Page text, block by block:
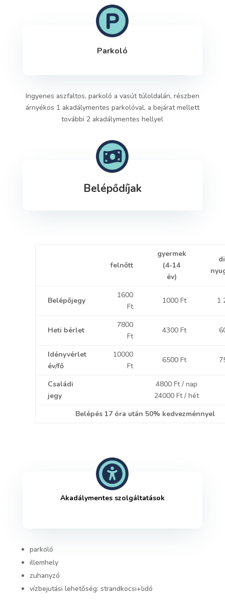
Parkoló
Ingyenes aszfaltos, parkoló a vasút túloldalán, részben
árnyékos 1 akadálymentes parkolóval, a bejárat mellett
további 2 akadálymentes hellyel
Belépődíjak
felnőtt
gyermek
(4-14
év)
Belépőjegy
1600
Ft
1000 Ft 1
Heti bérlet
7800
Ft
4300 Ft
Idényvérlet
év/fő
10000
Ft
6500 Ft
Családi
jegy
4800 Ft / nap
24000 Ft / hét
Belépés 17 óra után 50% kedvezménnyel
Akadálymentes szolgáltatások
parkoló
illemhely
zuhanyzó
vízbejutási lehetőség: strandkocsi+lidó